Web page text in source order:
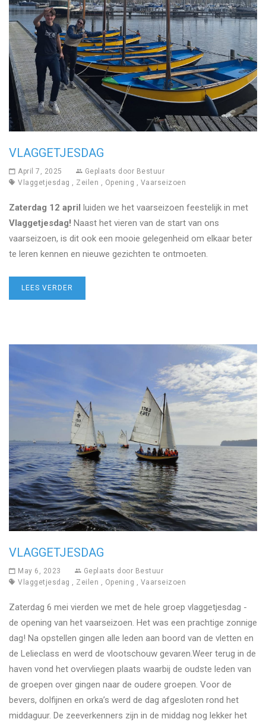
VLAGGETJESDAG
April 7, 2025 Geplaats door Bestuur
Vlaggetjesdag , Zeilen , Opening , Vaarseizoen
Zaterdag 12 april luiden we het vaarseizoen feestelijk in met
Vlaggetjesdag! Naast het vieren van de start van ons
vaarseizoen, is dit ook een mooie gelegenheid om elkaar beter
te leren kennen en nieuwe gezichten te ontmoeten.
LEES VERDER
VLAGGETJESDAG
May 6, 2023 Geplaats door Bestuur
Vlaggetjesdag , Zeilen , Opening , Vaarseizoen
Zaterdag 6 mei vierden we met de hele groep vlaggetjesdag -
de opening van het vaarseizoen. Het was een prachtige zonnige
dag! Na opstellen gingen alle leden aan boord van de vletten en
de Lelieclass en werd de vlootschouw gevaren.Weer terug in de
haven vond het overvliegen plaats waarbij de oudste leden van
de groepen over gingen naar de oudere groepen. Voor de
bevers, dolfijnen en orka’s werd de dag afgesloten rond het
middaguur. De zeeverkenners zijn in de middag nog lekker het